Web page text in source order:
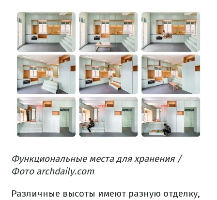
Функциональные места для хранения /
Фото archdaily.com
Различные высоты имеют разную отделку,